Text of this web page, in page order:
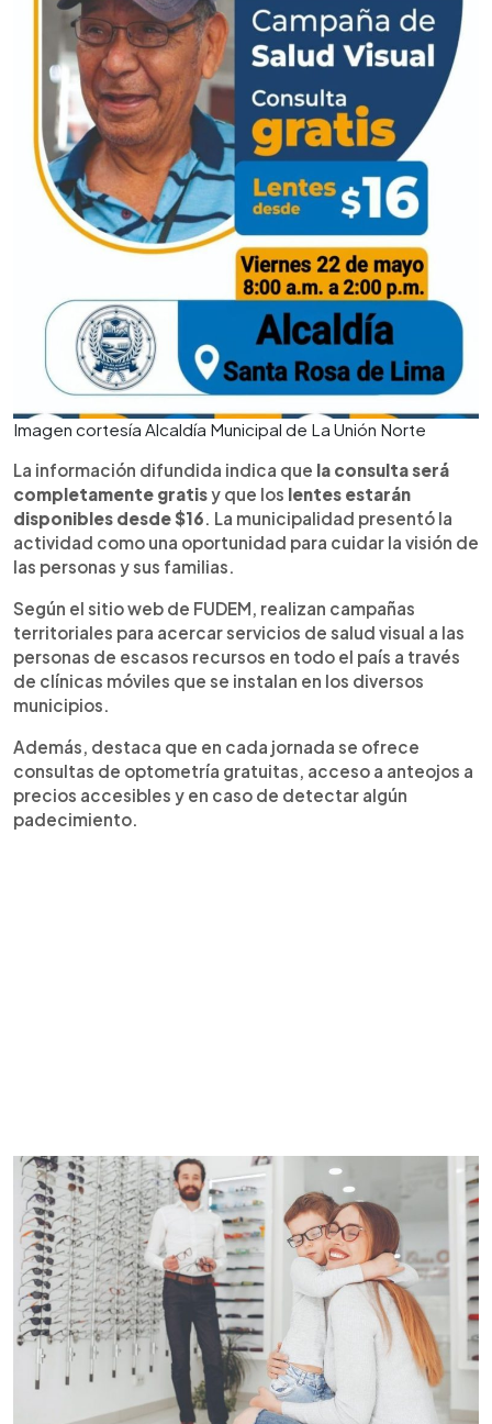
Imagen cortesía Alcaldía Municipal de La Unión Norte
La información difundida indica que la consulta será
completamente gratisy que los lentes estarán
disponibles desde $16. La municipalidad presentó la
actividad como una oportunidad para cuidar la visión de
las personas y sus familias.
Según el sitio web de FUDEM, realizan campañas
territoriales para acercar servicios de salud visual a las
personas de escasos recursos en todo el país a través
de clínicas móviles que se instalan en los diversos
municipios.
Además, destaca que en cada jornada se ofrece
consultas de optometría gratuitas, acceso a anteojos a
precios accesibles y en caso de detectar algún
padecimiento.